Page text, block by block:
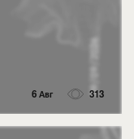
6 Авг 313